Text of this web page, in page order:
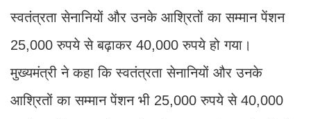
स्वतंत्रता सेनानियों और उनके आश्रितों का सम्मान पेंशन
25,000 रुपये से बढ़ाकर 40,000 रुपये हो गया।
मुख्यमंत्री ने कहा कि स्वतंत्रता सेनानियों और उनके
आश्रितों का सम्मान पेंशन भी 25,000 रुपये से 40,000